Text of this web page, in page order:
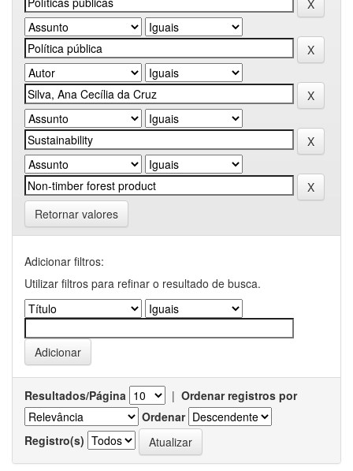
Retornar valores
Adicionar filtros:
Utilizar filtros para refinar o resultado de busca.
Resultados/Página | Ordenar registros por
Ordenar
Registro(s)